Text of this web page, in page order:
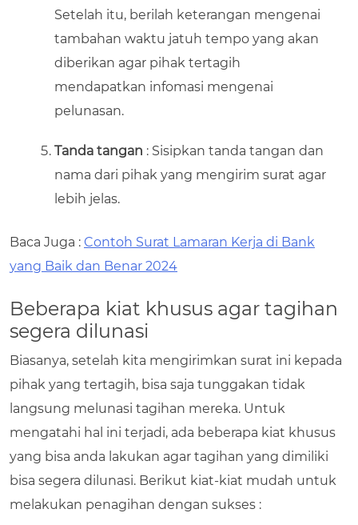
Setelah itu, berilah keterangan mengenai
tambahan waktu jatuh tempo yang akan
diberikan agar pihak tertagih
mendapatkan infomasi mengenai
pelunasan.
Tanda tangan : Sisipkan tanda tangan dan
nama dari pihak yang mengirim surat agar
lebih jelas.
Baca Juga : Contoh Surat Lamaran Kerja di Bank
yang Baik dan Benar 2024
Beberapa kiat khusus agar tagihan
segera dilunasi
Biasanya, setelah kita mengirimkan surat ini kepada
pihak yang tertagih, bisa saja tunggakan tidak
langsung melunasi tagihan mereka. Untuk
mengatahi hal ini terjadi, ada beberapa kiat khusus
yang bisa anda lakukan agar tagihan yang dimiliki
bisa segera dilunasi. Berikut kiat-kiat mudah untuk
melakukan penagihan dengan sukses :